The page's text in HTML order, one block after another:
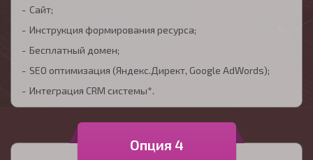
Сайт;
Инструкция формирования ресурса;
Бесплатный домен;
SEO оптимизация (Яндекс.Директ, Google AdWords);
Интеграция CRM системы*.
Опция 4